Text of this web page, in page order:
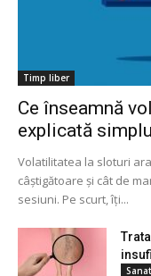
Timp liber
Ce înseamnă
explicată simplu
Volatilitatea la sloturi
câștigătoare și cât de
sesiuni. Pe scurt, îți...